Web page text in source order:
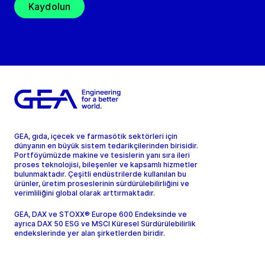
Kaydolun
GEA, gıda, içecek ve farmasötik sektörleri için
dünyanın en büyük sistem tedarikçilerinden birisidir.
Portföyümüzde makine ve tesislerin yanı sıra ileri
proses teknolojisi, bileşenler ve kapsamlı hizmetler
bulunmaktadır. Çeşitli endüstrilerde kullanılan bu
ürünler, üretim proseslerinin sürdürülebilirliğini ve
verimliliğini global olarak arttırmaktadır.
GEA, DAX ve STOXX® Europe 600 Endeksinde ve
ayrıca DAX 50 ESG ve MSCI Küresel Sürdürülebilirlik
endekslerinde yer alan şirketlerden biridir.